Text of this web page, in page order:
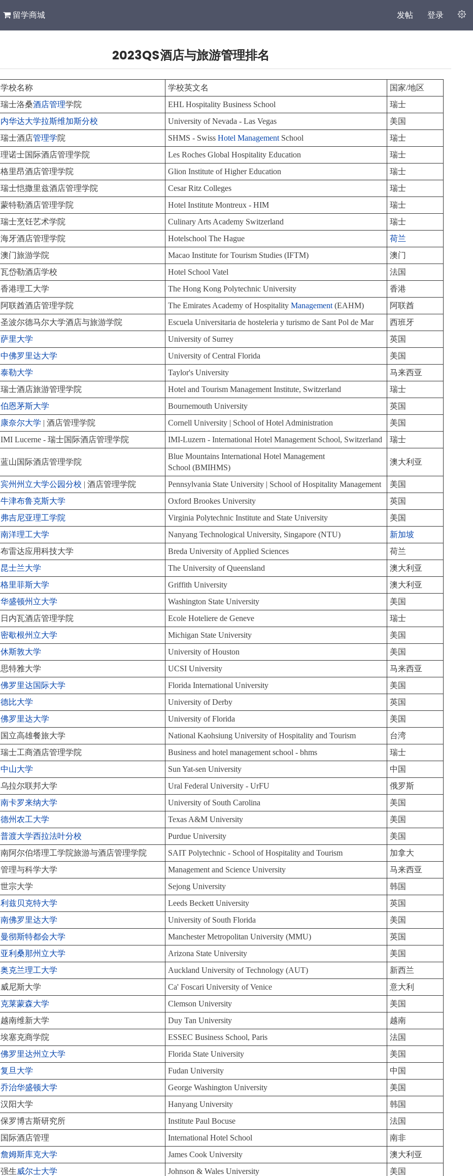
留学商城 发帖 登录
2023QS酒店与旅游管理排名
学校名称 学校英文名
国家/地区
瑞士洛桑酒店管理学院 EHL Hospitality Business School
瑞士
内华达大学拉斯维加斯分校 University of Nevada - Las Vegas
美国
瑞士酒店管理学院 SHMS - SwissHotel Management School
瑞士
理诺士国际酒店管理学院 Les Roches Global Hospitality Education
瑞士
格里昂酒店管理学院 Glion Institute of Higher Education
瑞士
瑞士恺撒里兹酒店管理学院 Cesar Ritz Colleges
瑞士
蒙特勒酒店管理学院 Hotel Institute Montreux - HIM
瑞士
瑞士烹饪艺术学院 Culinary Arts Academy Switzerland
瑞士
海牙酒店管理学院 Hotelschool The Hague
荷兰
澳门旅游学院 Macao Institute for Tourism Studies (IFTM)
澳门
瓦岱勒酒店学校 Hotel School Vatel
法国
香港理工大学 The Hong Kong Polytechnic University
香港
阿联酋酒店管理学院 The Emirates Academy of HospitalityManagement (EAHM)
阿联酋
圣波尔德马尔大学酒店与旅游学院 Escuela Universitaria de hosteleria y turismo de Sant Pol de Mar
西班牙
萨里大学 University of Surrey
英国
中佛罗里达大学 University of Central Florida
美国
泰勒大学 Taylor's University
马来西亚
瑞士酒店旅游管理学院 Hotel and Tourism Management Institute, Switzerland
瑞士
伯恩茅斯大学 Bournemouth University
英国
康奈尔大学 | 酒店管理学院 Cornell University | School of Hotel Administration
美国
IMI Lucerne - 瑞士国际酒店管理学院 IMI-Luzern - International Hotel Management School, Switzerland 瑞士
蓝山国际酒店管理学院
Blue Mountains International Hotel Management
School (BMIHMS)
澳大利亚
宾州州立大学公园分校 | 酒店管理学院 Pennsylvania State University | School of Hospitality Management
美国
牛津布鲁克斯大学 Oxford Brookes University
英国
弗吉尼亚理工学院 Virginia Polytechnic Institute and State University
美国
南洋理工大学 Nanyang Technological University, Singapore (NTU)
新加坡
布雷达应用科技大学 Breda University of Applied Sciences
荷兰
昆士兰大学 The University of Queensland
澳大利亚
格里菲斯大学 Griffith University
澳大利亚
华盛顿州立大学 Washington State University
美国
日内瓦酒店管理学院 Ecole Hoteliere de Geneve
瑞士
密歇根州立大学 Michigan State University
美国
休斯敦大学 University of Houston
美国
思特雅大学 UCSI University
马来西亚
佛罗里达国际大学 Florida International University
美国
德比大学 University of Derby
英国
佛罗里达大学 University of Florida
美国
国立高雄餐旅大学 National Kaohsiung University of Hospitality and Tourism
台湾
瑞士工商酒店管理学院 Business and hotel management school - bhms
瑞士
中山大学 Sun Yat-sen University
中国
乌拉尔联邦大学 Ural Federal University - UrFU
俄罗斯
南卡罗来纳大学 University of South Carolina
美国
德州农工大学 Texas A&M University
美国
普渡大学西拉法叶分校 Purdue University
美国
南阿尔伯塔理工学院旅游与酒店管理学院 SAIT Polytechnic - School of Hospitality and Tourism
加拿大
管理与科学大学 Management and Science University
马来西亚
世宗大学 Sejong University
韩国
利兹贝克特大学 Leeds Beckett University
英国
南佛罗里达大学 University of South Florida
美国
曼彻斯特都会大学 Manchester Metropolitan University (MMU)
英国
亚利桑那州立大学 Arizona State University
美国
奥克兰理工大学 Auckland University of Technology (AUT)
新西兰
威尼斯大学 Ca' Foscari University of Venice
意大利
克莱蒙森大学 Clemson University
美国
越南维新大学 Duy Tan University
越南
埃塞克商学院 ESSEC Business School, Paris
法国
佛罗里达州立大学 Florida State University
美国
复旦大学 Fudan University
中国
乔治华盛顿大学 George Washington University
美国
汉阳大学 Hanyang University
韩国
保罗博古斯研究所 Institute Paul Bocuse
法国
国际酒店管理 International Hotel School
南非
詹姆斯库克大学 James Cook University
澳大利亚
强生威尔士大学 Johnson & Wales University
美国